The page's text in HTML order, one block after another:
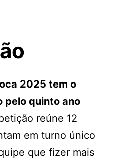
2025 tem o
pelo quinto ano
reúne 12
em turno único
que fizer mais